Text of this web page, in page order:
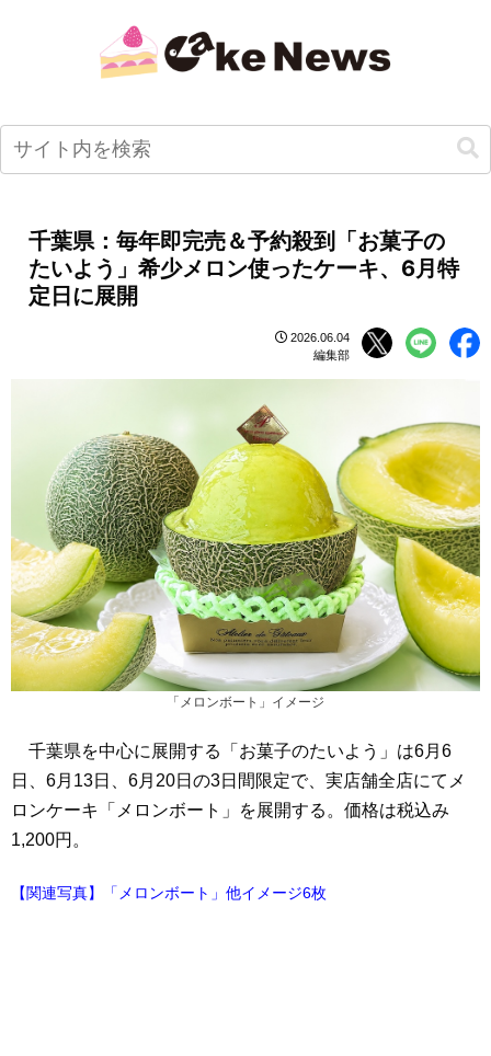
千葉県：毎年即完売＆予約殺到「お菓子の
たいよう」希少メロン使ったケーキ、6月特
定日に展開
2026.06.04
編集部
「メロンボート」イメージ
千葉県を中心に展開する「お菓子のたいよう」は6月6
日、6月13日、6月20日の3日間限定で、実店舗全店にてメ
ロンケーキ「メロンボート」を展開する。価格は税込み
1,200円。
【関連写真】「メロンボート」他イメージ6枚